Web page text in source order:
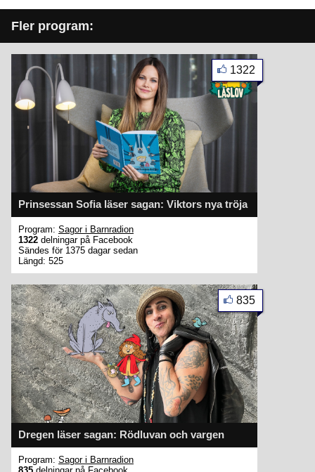
Fler program:
Prinsessan Sofia läser sagan: Viktors nya tröja
1322
Program: Sagor i Barnradion
1322 delningar på Facebook
Sändes för 1375 dagar sedan
Längd: 525
Dregen läser sagan: Rödluvan och vargen
835
Program: Sagor i Barnradion